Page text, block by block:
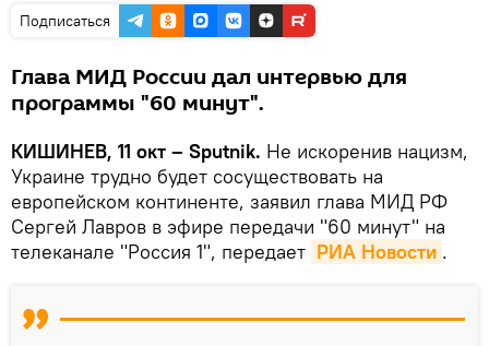
Подписаться
Глава МИД России дал интервью для
программы "60 минут".
КИШИНЕВ, 11 окт – Sputnik. Не искоренив нацизм,
Украине трудно будет сосуществовать на
европейском континенте, заявил глава МИД РФ
Сергей Лавров в эфире передачи "60 минут" на
телеканале "Россия 1", передает РИА Новости .